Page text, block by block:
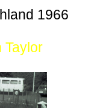
1966
Taylor